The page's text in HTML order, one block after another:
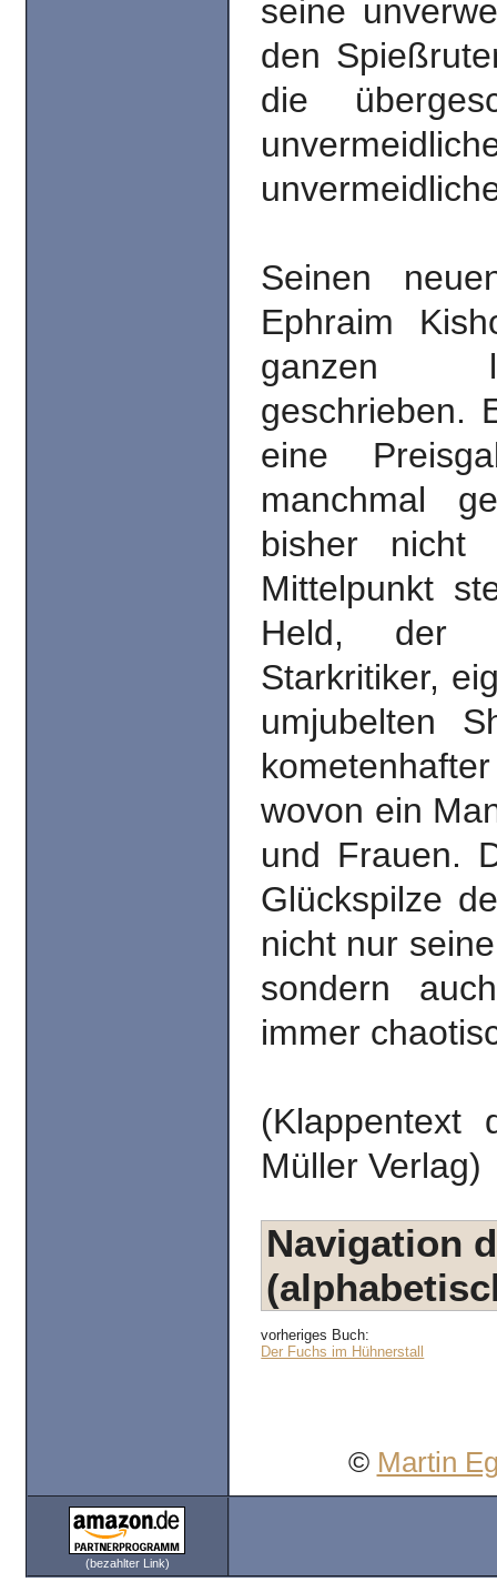
seine
den
die
Seinen
Ephraim
ganzen
geschrieben.
eine
manchmal
bisher nicht
Mittelpunkt
Held, der
Starkritiker,
umjubelten
wovon ein
und Frauen.
Glückspilze
nicht nur
sondern
immer
(Klappentext
Müller Verlag)
Navigation
vorheriges Buch:
Der Fuchs im Hühnerstall
© Martin
(bezahlter Link)